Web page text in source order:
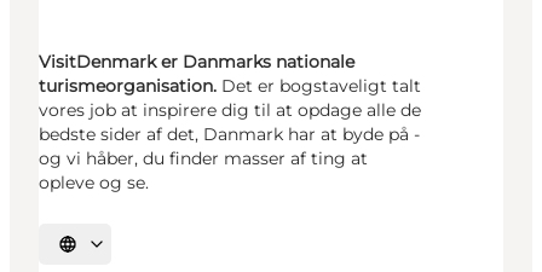
VisitDenmark er Danmarks nationale
turismeorganisation. Det er bogstaveligt talt
vores job at inspirere dig til at opdage alle de
bedste sider af det, Danmark har at byde på -
og vi håber, du finder masser af ting at
opleve og se.
Vælg sprog